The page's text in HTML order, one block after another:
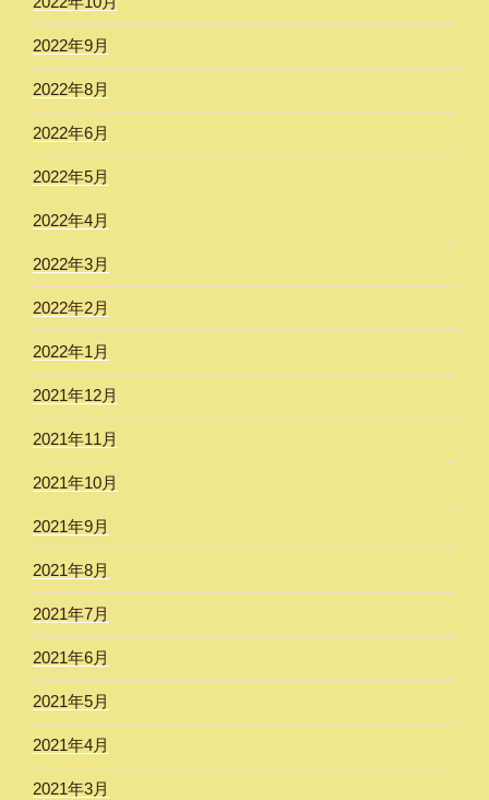
2022年9月
2022年8月
2022年6月
2022年5月
2022年4月
2022年3月
2022年2月
2022年1月
2021年12月
2021年11月
2021年10月
2021年9月
2021年8月
2021年7月
2021年6月
2021年5月
2021年4月
2021年3月